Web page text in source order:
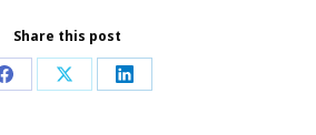
Share this post
Share Share Share